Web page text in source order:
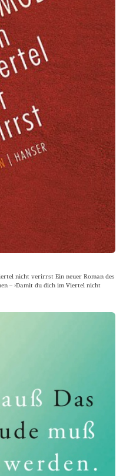
nicht verirrst Ein neuer Roman des
– ›Damit du dich im Viertel nicht